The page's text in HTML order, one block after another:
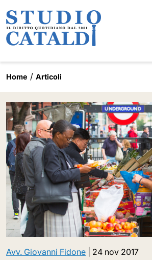
Home Articoli
Avv. Giovanni Fidone 24 nov 2017